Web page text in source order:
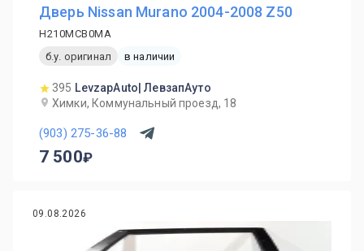
Дверь Nissan Murano 2004-2008 Z50
H210MCB0MA
б.у. оригинал
в наличии
395 LevzapAuto| ЛевзапАуто
Химки, Коммунальный проезд, 18
(903) 275-36-88
7 500
09.08.2026